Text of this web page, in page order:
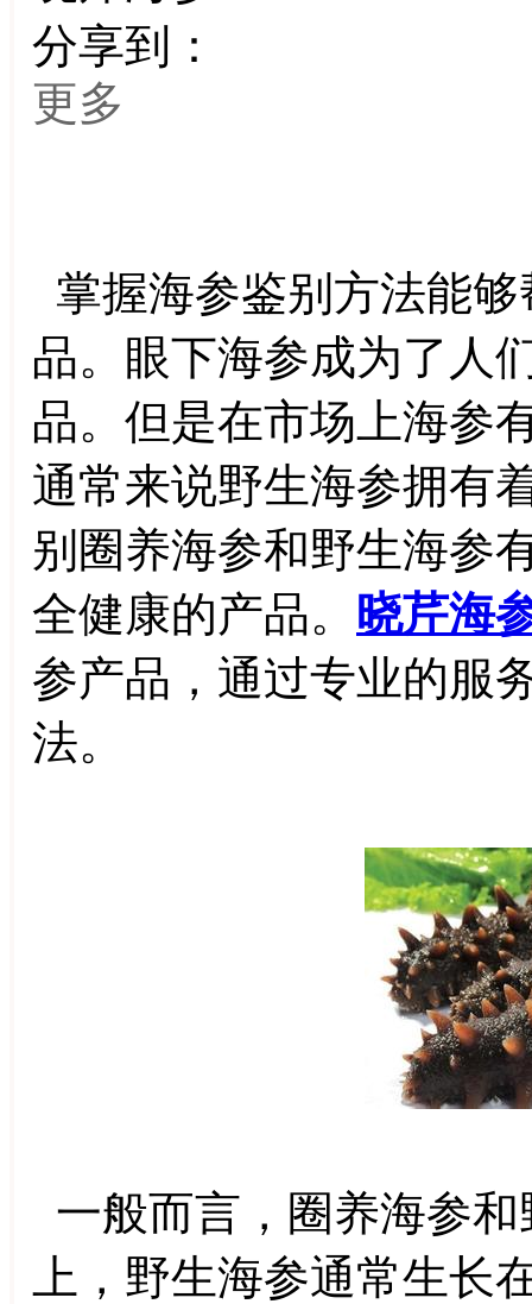
分享到：
更多
掌握海参鉴别方法能
品。眼下海参成为了人
品。但是在市场上海参
通常来说野生海参拥有
别圈养海参和野生海参
全健康的产品。 晓芹海
参产品，通过专业的服
法。
一般而言，圈养海参
上，野生海参通常生长